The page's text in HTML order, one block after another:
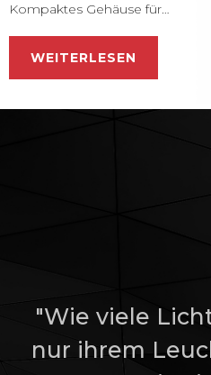
Kompaktes Gehäuse für…
WEITERLESEN
"Wie viele
nur ihrem